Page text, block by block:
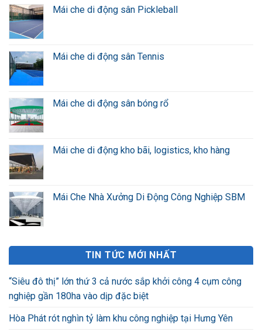
Mái che di động sân Pickleball
Mái che di động sân Tennis
Mái che di động sân bóng rổ
Mái che di động kho bãi, logistics, kho hàng
Mái Che Nhà Xưởng Di Động Công Nghiệp SBM
TIN TỨC MỚI NHẤT
“Siêu đô thị” lớn thứ 3 cả nước sắp khởi công 4 cụm công
nghiệp gần 180ha vào dịp đặc biệt
Hòa Phát rót nghìn tỷ làm khu công nghiệp tại Hưng Yên